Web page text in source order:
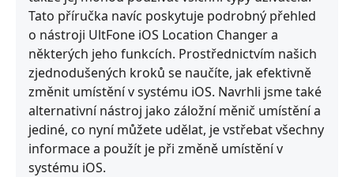
Tato příručka navíc poskytuje podrobný přehled
o nástroji UltFone iOS Location Changer a
některých jeho funkcích. Prostřednictvím našich
zjednodušených kroků se naučíte, jak efektivně
změnit umístění v systému iOS. Navrhli jsme také
alternativní nástroj jako záložní měnič umístění a
jediné, co nyní můžete udělat, je vstřebat všechny
informace a použít je při změně umístění v
systému iOS.